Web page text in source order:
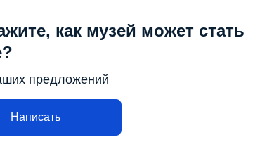
как музей может стать
предложений
Написать